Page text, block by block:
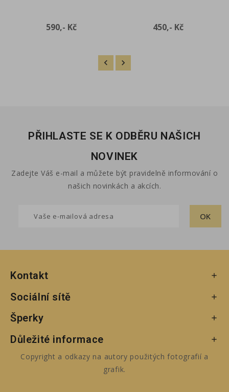
590,- KčCena 450,- KčCena
PŘIHLASTE SE K ODBĚRU NAŠICH
NOVINEK
Zadejte Váš e-mail a můžete být pravidelně informování o
našich novinkách a akcích.
Kontakt 
Sociální sítě 
Šperky 
Důležité informace 
Copyright a odkazy na autory použitých fotografií a
grafik.